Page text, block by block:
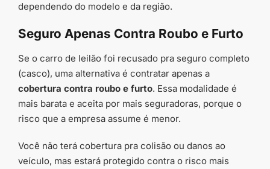
dependendo do modelo e da região.
Seguro Apenas Contra Roubo e Furto
Se o carro de leilão foi recusado pra seguro completo
(casco), uma alternativa é contratar apenas a
cobertura contra roubo e furto. Essa modalidade é
mais barata e aceita por mais seguradoras, porque o
risco que a empresa assume é menor.
Você não terá cobertura pra colisão ou danos ao
veículo, mas estará protegido contra o risco mais